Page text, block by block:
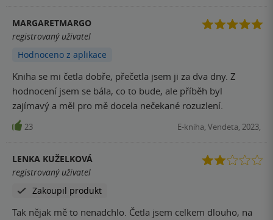
MARGARETMARGO
registrovaný uživatel
Hodnoceno z aplikace
Kniha se mi četla dobře, přečetla jsem ji za dva dny. Z
hodnocení jsem se bála, co to bude, ale příběh byl
zajímavý a měl pro mě docela nečekané rozuzlení.
23 E-kniha, Vendeta, 2023,
LENKA KUŽELKOVÁ
registrovaný uživatel
Zakoupil produkt
Tak nějak mě to nenadchlo. Četla jsem celkem dlouho, na